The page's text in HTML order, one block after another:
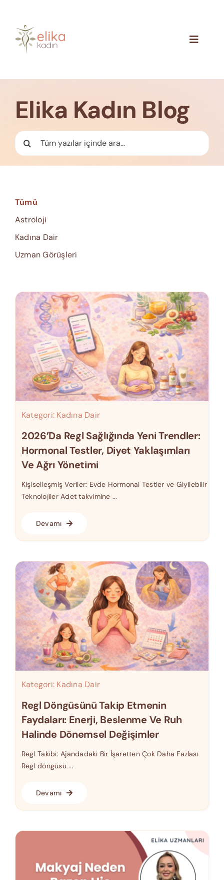
content
Toggle
İletişim
Elika Kadın Blog
Ara:
Tümü
Astroloji
Kadına Dair
Uzman Görüşleri
Kategori: Kadına Dair
2026’da Regl Sağlığında Yeni Trendler:
Hormonal Testler, Diyet Yaklaşımları
Ve Ağrı Yönetimi
Kişiselleşmiş Veriler: Evde Hormonal Testler ve Giyilebilir
Teknolojiler Adet takvimine ...
Devamı
Kategori: Kadına Dair
Regl Döngüsünü Takip Etmenin
Faydaları: Enerji, Beslenme Ve Ruh
Halinde Dönemsel Değişimler
Regl Takibi: Ajandadaki Bir İşaretten Çok Daha Fazlası
Regl döngüsü ...
Devamı